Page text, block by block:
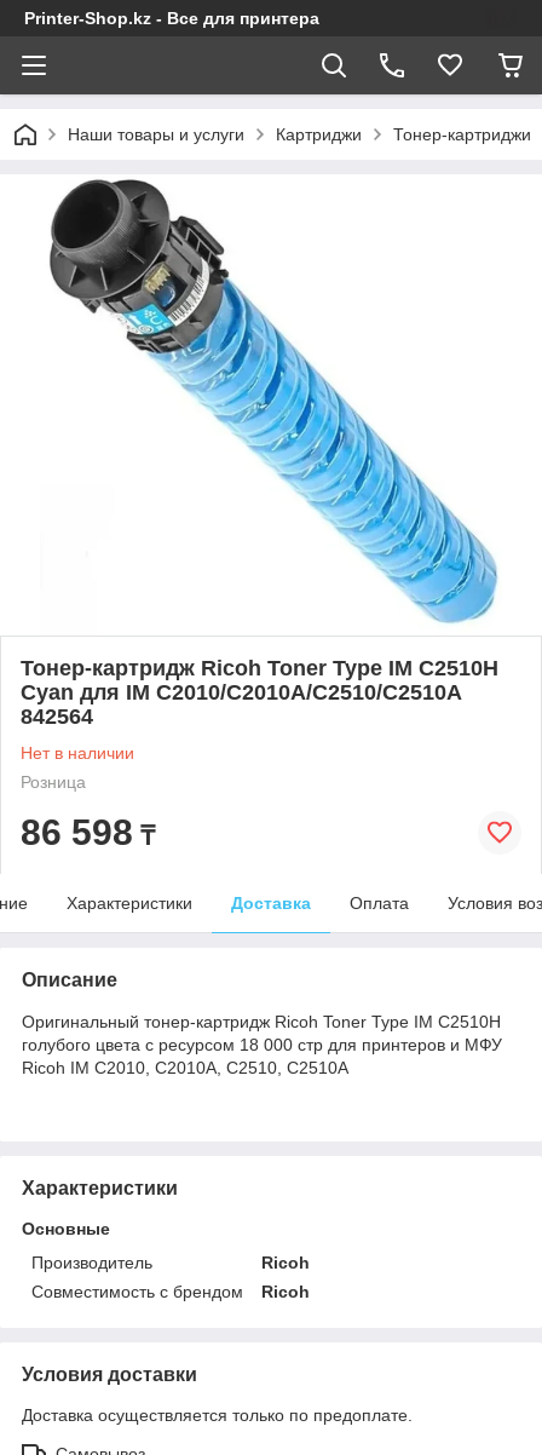
Printer-Shop.kz - Все для принтера
Наши товары и услуги Картриджи Тонер-картриджи
Тонер-картридж Ricoh Toner Type IM C2510H
Cyan для IM C2010/C2010A/C2510/C2510A
842564
Нет в наличии
Розница
86 598 ₸
Характеристики Доставка Оплата Условия
Описание
Оригинальный тонер-картридж Ricoh Toner Type IM C2510H
голубого цвета с ресурсом 18 000 стр для принтеров и МФУ
Ricoh IM C2010, C2010A, C2510, C2510A
Характеристики
Основные
Производитель
Ricoh
Совместимость с брендом
Ricoh
Условия доставки
Доставка осуществляется только по предоплате.